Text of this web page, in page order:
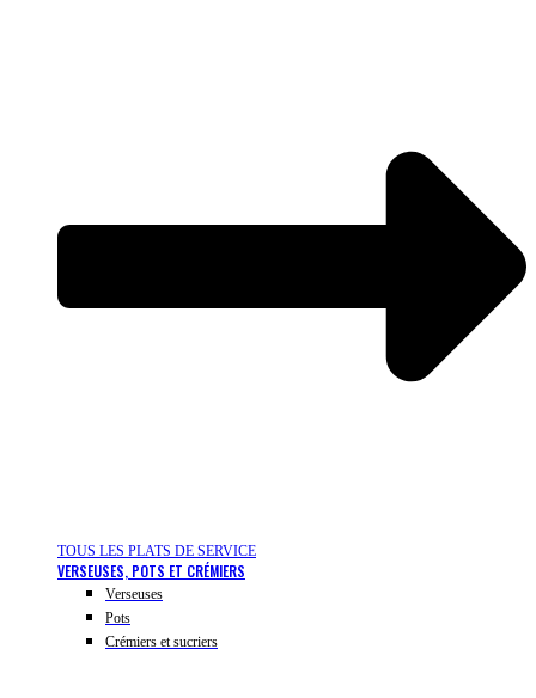
TOUS LES PLATS DE SERVICE
VERSEUSES, POTS ET CRÉMIERS
Verseuses
Pots
Crémiers et sucriers